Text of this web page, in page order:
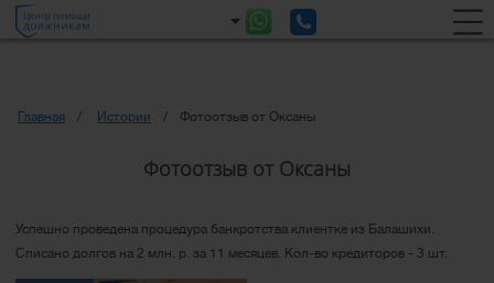
Главная Истории Фотоотзыв от Оксаны
Фотоотзыв от Оксаны
Успешно проведена процедура банкротства клиентке из Балашихи.
Списано долгов на 2 млн. р. за 11 месяцев. Кол-во кредиторов - 3 шт.